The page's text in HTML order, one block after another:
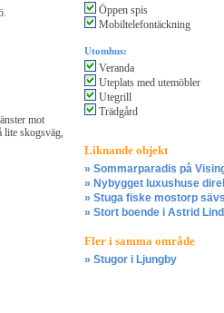
mot
lite skogsväg,
Öppen spis
Mobiltelefontäckning
Utomhus:
Veranda
Uteplats med utemöbler
Utegrill
Trädgård
Liknande objekt
» Sommarparadis på
» Nybygget luxushuse
» Stuga fiske mostorp
» Stort boende i Astrid
Fler i samma område
» Stugor i Ljungby